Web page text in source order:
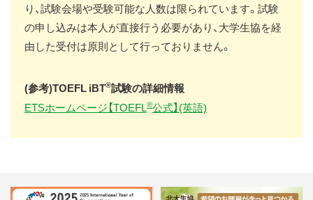
り、試験会場や受験可能な人数は限られています。試験
の申し込みは本人が直接行う必要があり、大学生協を経
由した受付は原則として行っておりません。
(参考)TOEFL iBT®試験の詳細情報
ETSホームページ【TOEFL®公式】(英語)